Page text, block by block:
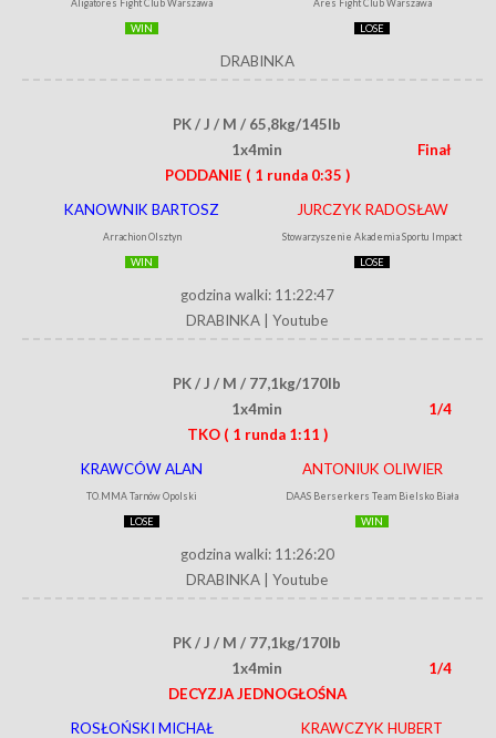
Aligatores Fight Club Warszawa
WIN
Ares Fight Club Warszawa
LOSE
DRABINKA
PK / J / M / 65,8kg/145lb
1x4min
Finał
PODDANIE ( 1 runda 0:35 )
KANOWNIK BARTOSZ
Arrachion Olsztyn
WIN
JURCZYK RADOSŁAW
Stowarzyszenie Akademia Sportu Impact
LOSE
godzina walki: 11:22:47
DRABINKA
Youtube
PK / J / M / 77,1kg/170lb
1x4min
1/4
TKO ( 1 runda 1:11 )
KRAWCÓW ALAN
TO.MMA Tarnów Opolski
LOSE
ANTONIUK OLIWIER
DAAS Berserkers Team Bielsko Biała
WIN
godzina walki: 11:26:20
DRABINKA
Youtube
PK / J / M / 77,1kg/170lb
1x4min
1/4
DECYZJA JEDNOGŁOŚNA
ROSŁOŃSKI MICHAŁ
KRAWCZYK HUBERT